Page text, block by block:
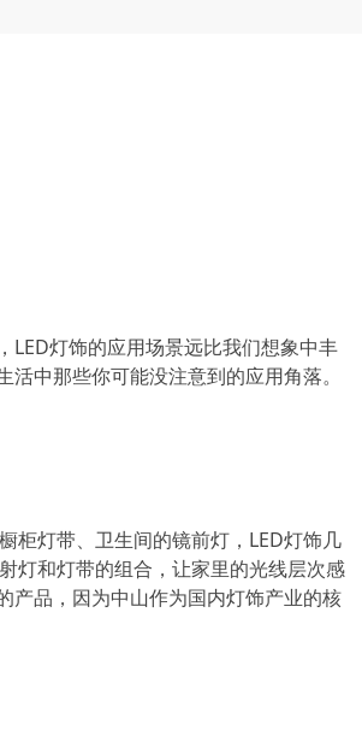
LED灯饰的应用场景远比我们想象中丰
中那些你可能没注意到的应用角落。
柜灯带、卫生间的镜前灯，LED灯饰几
灯和灯带的组合，让家里的光线层次感
产品，因为中山作为国内灯饰产业的核